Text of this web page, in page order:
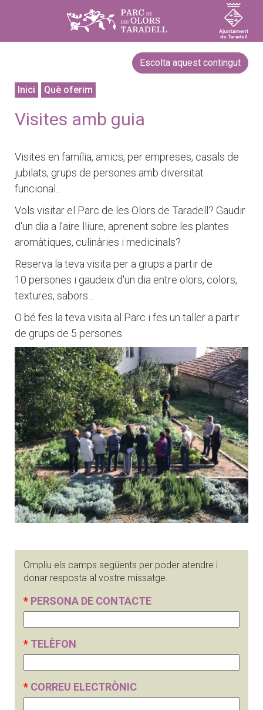
Escolta aquest contingut
Inici Què oferim
Visites amb guia
Visites en família, amics, per empreses, casals de
jubilats, grups de persones amb diversitat
funcional...
Vols visitar el Parc de les Olors de Taradell? Gaudir
d'un dia a l'aire lliure, aprenent sobre les plantes
aromàtiques, culinàries i medicinals?
Reserva la teva visita per a grups a partir de
10 persones i gaudeix d'un dia entre olors, colors,
textures, sabors...
O bé fes la teva visita al Parc i fes un taller a partir
de grups de 5 persones.
Ompliu els camps següents per poder atendre i
donar resposta al vostre missatge.
* PERSONA DE CONTACTE
* TELÈFON
* CORREU ELECTRÒNIC